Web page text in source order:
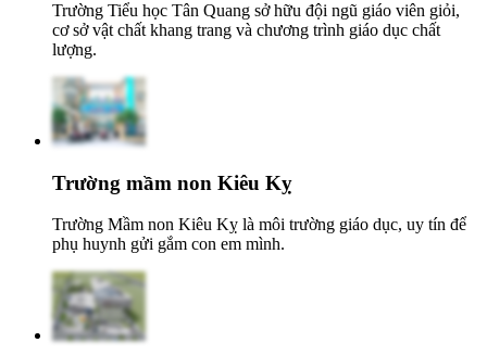
Trường Tiểu học Tân Quang sở hữu đội ngũ giáo viên giỏi,
cơ sở vật chất khang trang và chương trình giáo dục chất
lượng.
Trường mầm non Kiêu Kỵ
Trường Mầm non Kiêu Kỵ là môi trường giáo dục, uy tín để
phụ huynh gửi gắm con em mình.